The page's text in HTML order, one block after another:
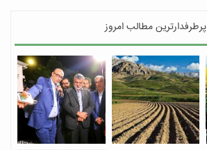
پرطرفدارترین مطالب امروز